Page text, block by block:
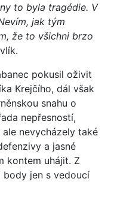
to byla tragédie. V
jak tým
že to všichni brzo
pokusil oživit
Krejčího, dál však
snahu o
nepřesností,
nevycházely také
a jasné
kontem uhájit. Z
jen s vedoucí